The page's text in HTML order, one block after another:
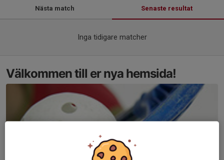
Nästa match Senaste resultat
Inga tidigare matcher
Välkommen till er nya hemsida!